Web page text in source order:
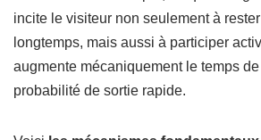
incite le visiteur non seulement à
longtemps, mais aussi à participer
augmente mécaniquement le temps
probabilité de sortie rapide.